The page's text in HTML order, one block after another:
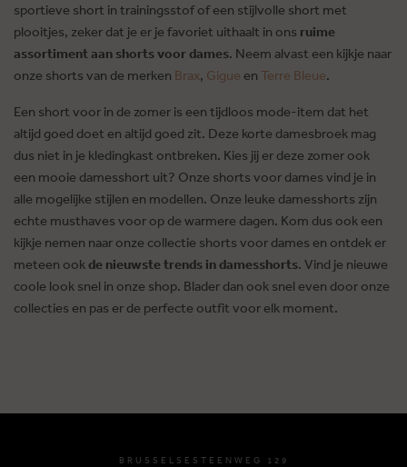
sportieve short in trainingsstof of een stijlvolle short met
plooitjes, zeker dat je er je favoriet uithaalt in ons ruime
assortiment aan shorts voor dames. Neem alvast een kijkje naar
onze shorts van de merken Brax, Gigue en Terre Bleue.
Een short voor in de zomer is een tijdloos mode-item dat het
altijd goed doet en altijd goed zit. Deze korte damesbroek mag
dus niet in je kledingkast ontbreken. Kies jij er deze zomer ook
een mooie damesshort uit? Onze shorts voor dames vind je in
alle mogelijke stijlen en modellen. Onze leuke damesshorts zijn
echte musthaves voor op de warmere dagen. Kom dus ook een
kijkje nemen naar onze collectie shorts voor dames en ontdek er
meteen ookde nieuwste trends in damesshorts. Vind je nieuwe
coole look snel in onze shop. Blader dan ook snel even door onze
collecties en pas er de perfecte outfit voor elk moment.
BRUSSELSESTEENWEG 129